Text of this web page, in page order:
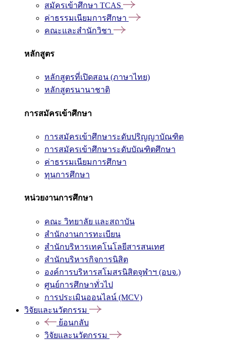
สมัครเข้าศึกษา TCAS
ค่าธรรมเนียมการศึกษา
คณะและสำนักวิชา
หลักสูตร
หลักสูตรที่เปิดสอน (ภาษาไทย)
หลักสูตรนานาชาติ
การสมัครเข้าศึกษา
การสมัครเข้าศึกษาระดับปริญญาบัณฑิต
การสมัครเข้าศึกษาระดับบัณฑิตศึกษา
ค่าธรรมเนียมการศึกษา
ทุนการศึกษา
หน่วยงานการศึกษา
คณะ วิทยาลัย และสถาบัน
สำนักงานการทะเบียน
สำนักบริหารเทคโนโลยีสารสนเทศ
สำนักบริหารกิจการนิสิต
องค์การบริหารสโมสรนิสิตจุฬาฯ (อบจ.)
ศูนย์การศึกษาทั่วไป
การประเมินออนไลน์ (MCV)
วิจัยและนวัตกรรม
ย้อนกลับ
วิจัยและนวัตกรรม